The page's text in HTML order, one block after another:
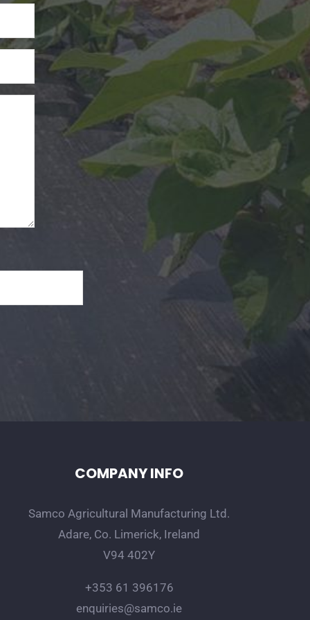
COMPANY INFO
Samco Agricultural Manufacturing Ltd.
Adare, Co. Limerick, Ireland
V94 402Y
+353 61 396176
enquiries@samco.ie